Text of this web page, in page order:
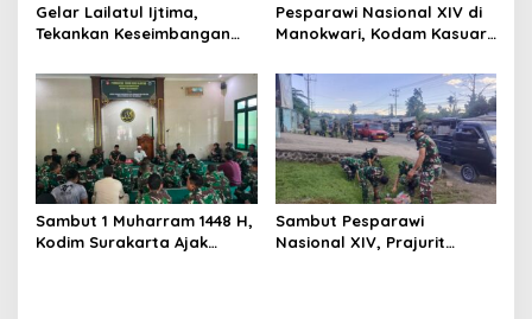
Gelar Lailatul Ijtima,
Tekankan Keseimbangan
Pesparawi Nasional XIV di
Manokwari, Kodam Kasuari
Sambut 1 Muharram 1448 H,
Kodim Surakarta Ajak
Sambut Pesparawi
Nasional XIV, Prajurit